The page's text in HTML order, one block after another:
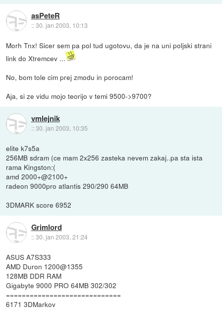
asPeteR
::30. jan 2003, 10:13
Morh Tnx! Sicer sem pa pol tud ugotovu, da je na uni poljski strani
link do Xtremcev ...
No, bom tole cim prej zmodu in porocam!
Aja, si ze vidu mojo teorijo v temi 9500->9700?
vmlejnik
::30. jan 2003, 10:35
elite k7s5a
256MB sdram (ce mam 2x256 zasteka nevem zakaj..pa sta ista
rama Kingston:(
amd 2000+@2100+
radeon 9000pro atlantis 290/290 64MB
3DMARK score 6952
Grimlord
::30. jan 2003, 21:24
ASUS A7S333
AMD Duron 1200@1355
128MB DDR RAM
Gigabyte 9000 PRO 64MB 302/302
=============================
6171 3DMarkov